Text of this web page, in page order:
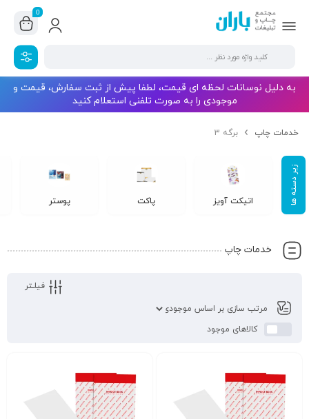
0
به دلیل نوسانات لحظه ای قیمت، لطفا پیش از ثبت سفارش، قیمت و
موجودی را به صورت تلفنی استعلام کنید
خدمات چاپ برگه 3
اتیکت آویز پاکت پوستر
خدمات چاپ
فیلـتر
کالاهای موجود